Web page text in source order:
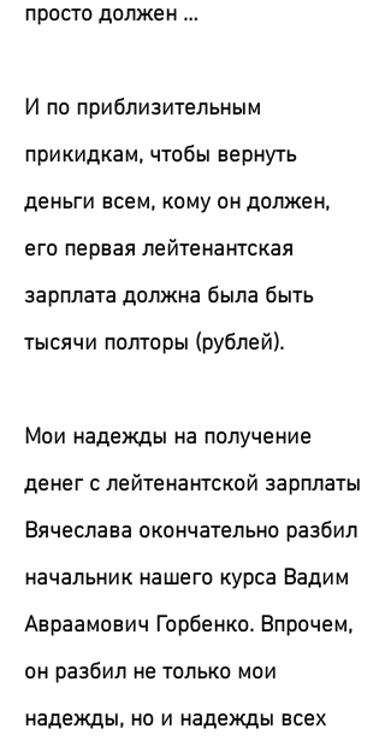
просто должен …
И по приблизительным
прикидкам, чтобы вернуть
деньги всем, кому он должен,
его первая лейтенантская
зарплата должна была быть
тысячи полторы (рублей).
Мои надежды на получение
денег с лейтенантской зарплаты
Вячеслава окончательно разбил
начальник нашего курса Вадим
Авраамович Горбенко. Впрочем,
он разбил не только мои
надежды, но и надежды всех